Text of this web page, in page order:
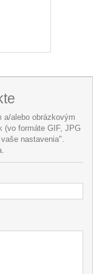
a/alebo obrázkovým
(vo formáte GIF, JPG
nastavenia".